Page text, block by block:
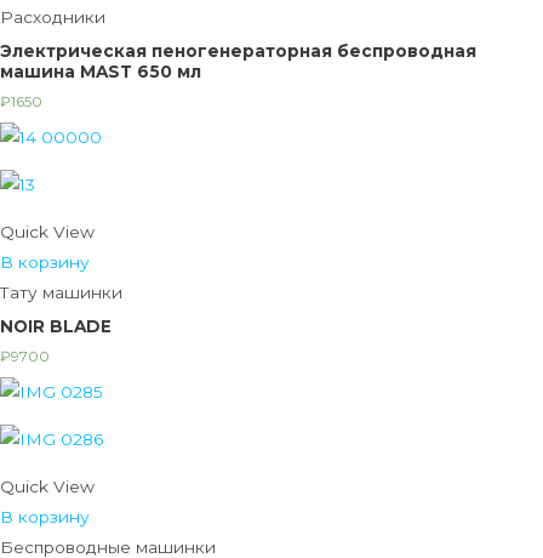
Расходники
Электрическая пеногенераторная беспроводная
машина MAST 650 мл
₽1650
Quick View
В корзину
Тату машинки
NOIR BLADE
₽9700
Quick View
В корзину
Беспроводные машинки